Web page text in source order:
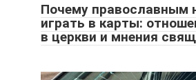
Почему православным
играть в карты:
в церкви и мнения